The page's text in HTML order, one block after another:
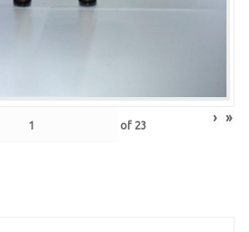
of 23 › »